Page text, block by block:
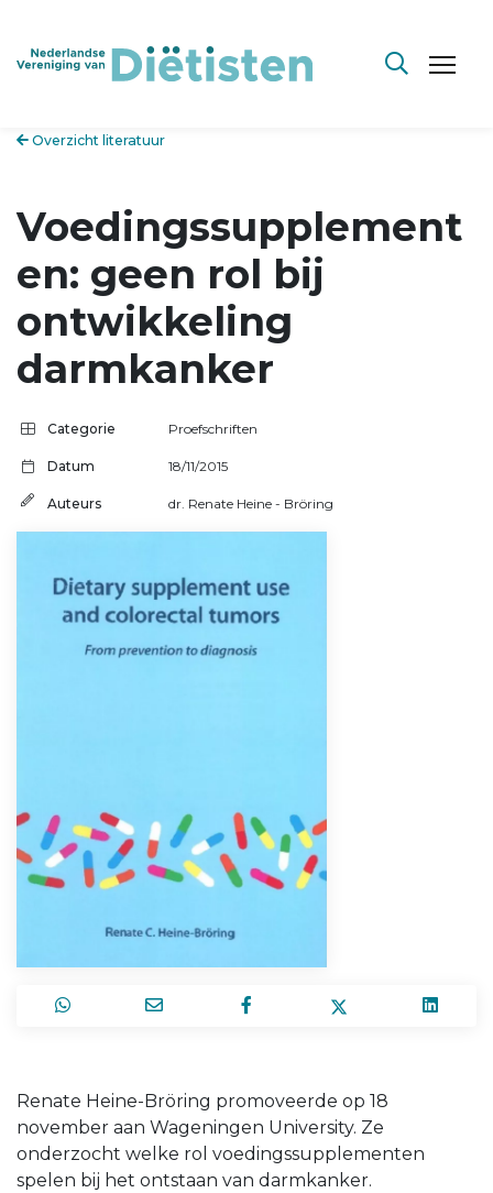
Overzicht literatuur
Voedingssupplement
en: geen rol bij
ontwikkeling
darmkanker
Categorie Proefschriften
Datum 18/11/2015
Auteurs dr. Renate Heine - Bröring
Renate Heine-Bröring promoveerde op 18
november aan Wageningen University. Ze
onderzocht welke rol voedingssupplementen
spelen bij het ontstaan van darmkanker.